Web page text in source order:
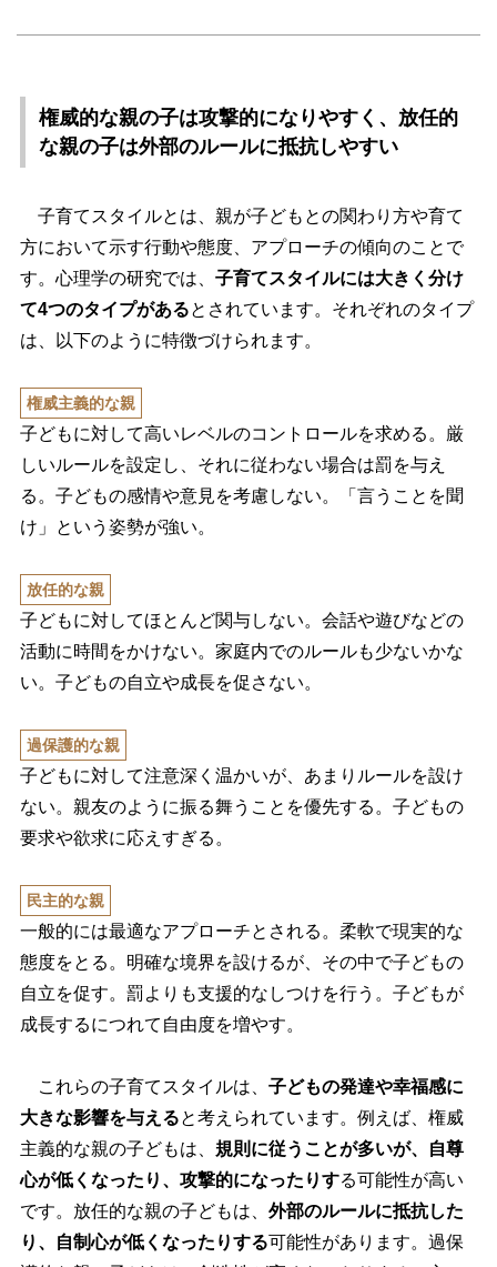
権威的な親の子は攻撃的になりやすく、放任的
な親の子は外部のルールに抵抗しやすい
子育てスタイルとは、親が子どもとの関わり方や育て
方において示す行動や態度、アプローチの傾向のことで
す。心理学の研究では、 子育てスタイルには大きく分け
て4つのタイプがあるとされています。それぞれのタイプ
は、以下のように特徴づけられます。
権威主義的な親
子どもに対して高いレベルのコントロールを求める。厳
しいルールを設定し、それに従わない場合は罰を与え
る。子どもの感情や意見を考慮しない。「言うことを聞
け」という姿勢が強い。
放任的な親
子どもに対してほとんど関与しない。会話や遊びなどの
活動に時間をかけない。家庭内でのルールも少ないかな
い。子どもの自立や成長を促さない。
過保護的な親
子どもに対して注意深く温かいが、あまりルールを設け
ない。親友のように振る舞うことを優先する。子どもの
要求や欲求に応えすぎる。
民主的な親
一般的には最適なアプローチとされる。柔軟で現実的な
態度をとる。明確な境界を設けるが、その中で子どもの
自立を促す。罰よりも支援的なしつけを行う。子どもが
成長するにつれて自由度を増やす。
これらの子育てスタイルは、 子どもの発達や幸福感に
大きな影響を与えると考えられています。例えば、権威
主義的な親の子どもは、 規則に従うことが多いが、自尊
心が低くなったり、攻撃的になったりする可能性が高い
です。放任的な親の子どもは、 外部のルールに抵抗した
り、自制心が低くなったりする可能性があります。過保